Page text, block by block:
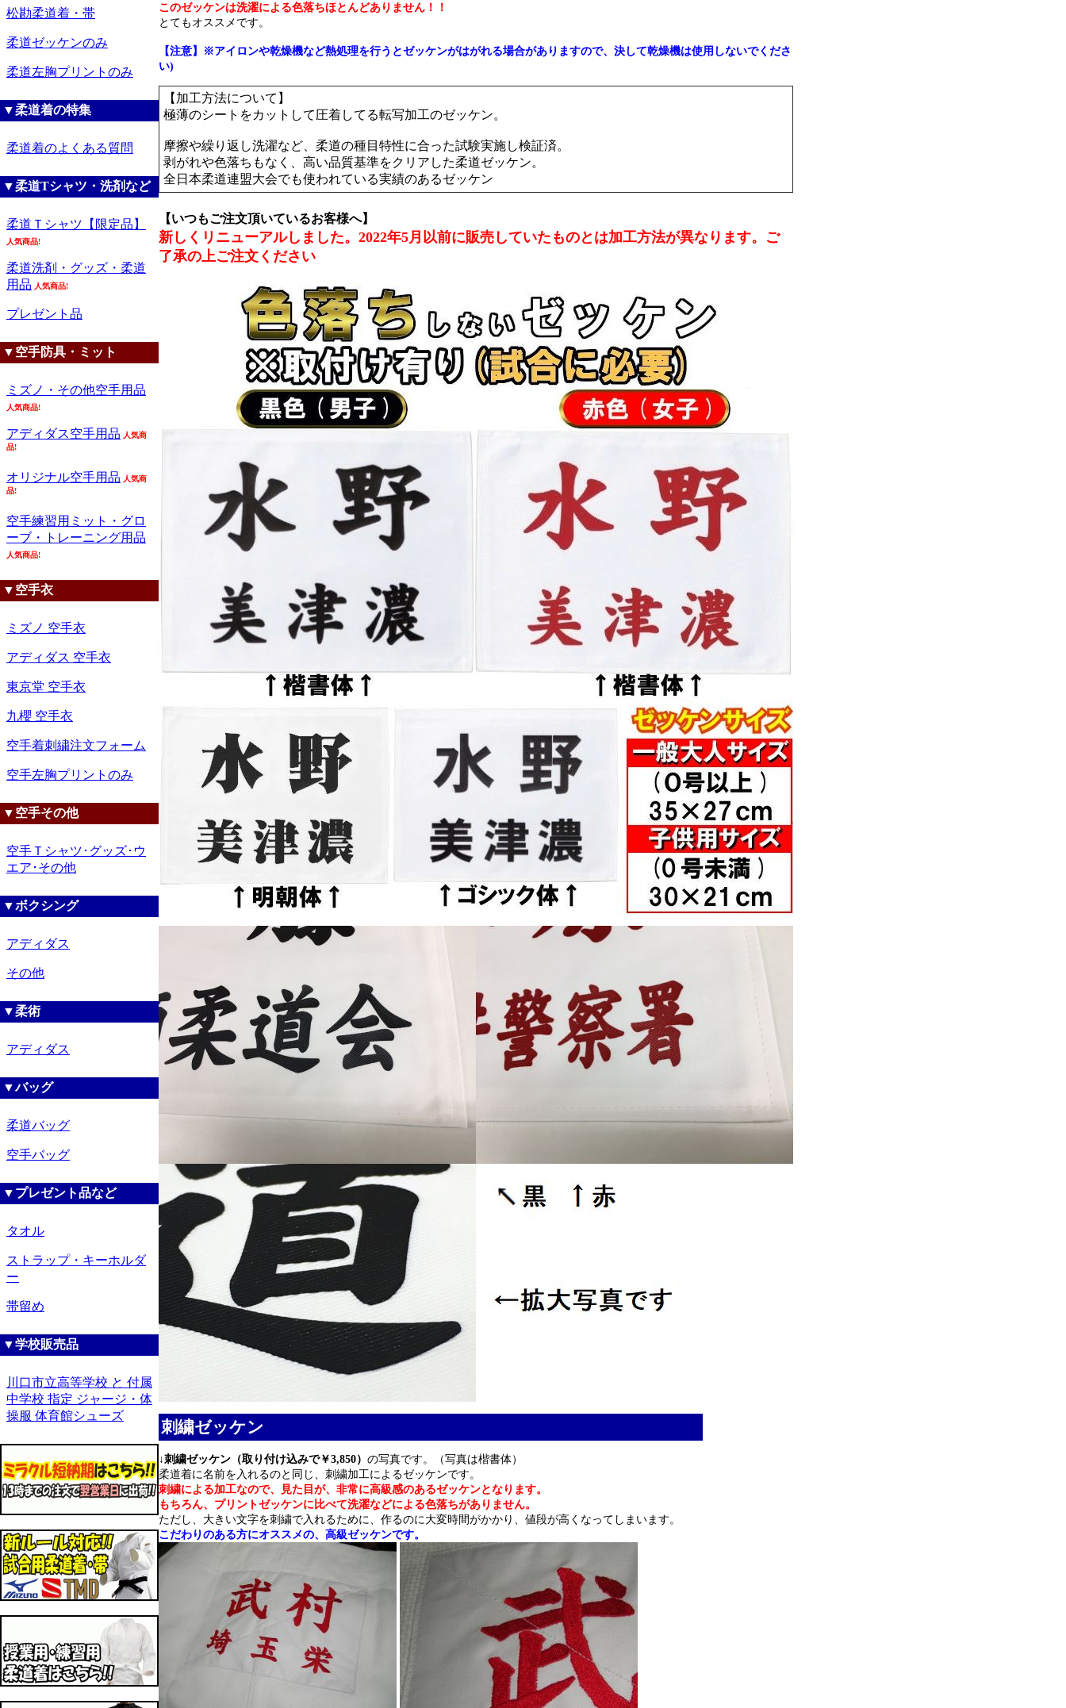
松勘柔道着・帯
柔道ゼッケンのみ
柔道左胸プリントのみ
▼柔道着の特集
柔道着のよくある質問
▼柔道Tシャツ・洗剤など
柔道Ｔシャツ【限定品】
人気商品!
柔道洗剤・グッズ・柔道
用品 人気商品!
プレゼント品
▼空手防具・ミット
ミズノ・その他空手用品
人気商品!
アディダス空手用品 人気商
品!
オリジナル空手用品 人気商
品!
空手練習用ミット・グロ
ーブ・トレーニング用品
人気商品!
▼空手衣
ミズノ 空手衣
アディダス 空手衣
東京堂 空手衣
九櫻 空手衣
空手着刺繍注文フォーム
空手左胸プリントのみ
▼空手その他
空手Ｔシャツ･グッズ･ウ
エア･その他
▼ボクシング
アディダス
その他
▼柔術
アディダス
▼バッグ
柔道バッグ
空手バッグ
▼プレゼント品など
タオル
ストラップ・キーホルダ
ー
帯留め
▼学校販売品
川口市立高等学校 と 付属
中学校 指定 ジャージ・体
操服 体育館シューズ
このゼッケンは洗濯による色落ちほとんどありません！！
とてもオススメです。
【注意】※アイロンや乾燥機など熱処理を行うとゼッケンがはがれる場合がありますので、決して乾燥機は使用しないでくださ
い)
【加工方法について】
極薄のシートをカットして圧着してる転写加工のゼッケン。
摩擦や繰り返し洗濯など、柔道の種目特性に合った試験実施し検証済。
剥がれや色落ちもなく、高い品質基準をクリアした柔道ゼッケン。
全日本柔道連盟大会でも使われている実績のあるゼッケン
【いつもご注文頂いているお客様へ】
新しくリニューアルしました。2022年5月以前に販売していたものとは加工方法が異なります。ご
了承の上ご注文ください
刺繍ゼッケン
↓刺繍ゼッケン（取り付け込みで￥3,850） の写真です。（写真は楷書体）
柔道着に名前を入れるのと同じ、刺繍加工によるゼッケンです。
刺繍による加工なので、見た目が、非常に高級感のあるゼッケンとなります。
もちろん、プリントゼッケンに比べて洗濯などによる色落ちがありません。
ただし、大きい文字を刺繍で入れるために、作るのに大変時間がかかり、値段が高くなってしまいます。
こだわりのある方にオススメの、高級ゼッケンです。